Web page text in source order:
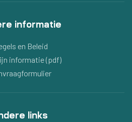
informatie
en Beleid
informatie (pdf)
links